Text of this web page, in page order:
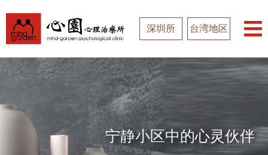
深圳所 台湾地区
宁静小区中的心灵伙伴